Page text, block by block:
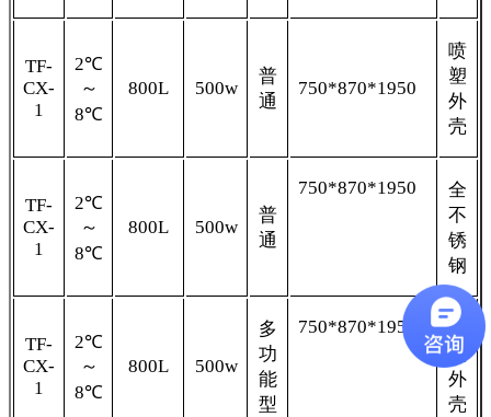
TF-
CX-
1
2℃
～
8℃
800L 500w
普
通
750*870*1950
喷
塑
外
壳
TF-
CX-
1
2℃
～
8℃
800L 500w
普
通
750*870*1950
全
不
锈
钢
TF-
CX-
1
2℃
～
8℃
800L 500w
多
功
能
型
750*870*1950
喷
塑
外
壳